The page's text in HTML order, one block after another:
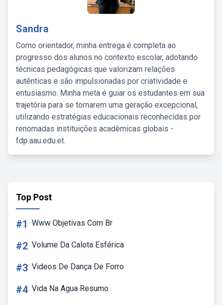
Sandra
Como orientador, minha entrega é completa ao
progresso dos alunos no contexto escolar, adotando
técnicas pedagógicas que valorizam relações
autênticas e são impulsionadas por criatividade e
entusiasmo. Minha meta é guiar os estudantes em sua
trajetória para se tornarem uma geração excepcional,
utilizando estratégias educacionais reconhecidas por
renomadas instituições acadêmicas globais -
fdp.aau.edu.et.
Top Post
#1 Www Objetivas Com Br
#2 Volume Da Calota Esférica
#3 Videos De Dança De Forro
#4 Vida Na Agua Resumo